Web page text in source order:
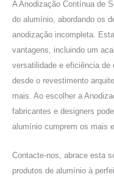
A Anodização Contínua de
do alumínio, abordando os
anodização incompleta.
vantagens, incluindo um
versatilidade e eficiência de
desde o revestimento
mais. Ao escolher a
fabricantes e designers
alumínio cumprem os mais
Contacte-nos, abrace esta
produtos de alumínio à